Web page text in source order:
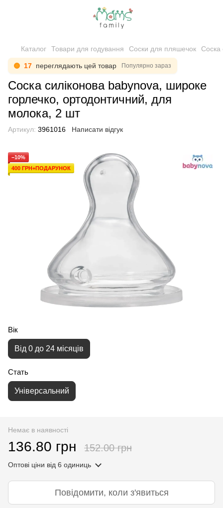
Каталог Товари для годування Соски для пляшечок Соска
17 переглядають цей товар Популярно зараз
Соска силіконова babynova, широке
горлечко, ортодонтичний, для
молока, 2 шт
Артикул: 3961016 Написати відгук
−10%
400 ГРН+ПОДАРУНОК
Вік
Від 0 до 24 місяців
Стать
Універсальний
Немає в наявності
136.80 грн 152.00 грн
Оптові ціни від 6 одиниць
Повідомити, коли з'явиться